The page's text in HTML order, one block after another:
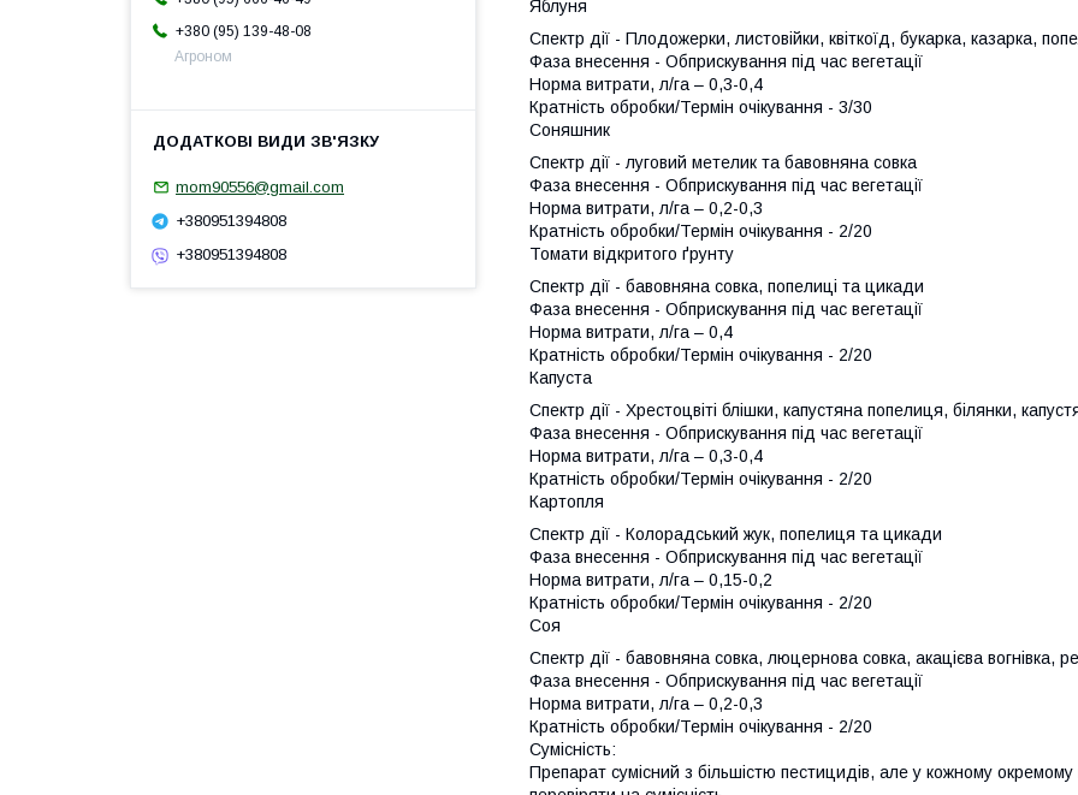
Яблуня
Спектр дії - Плодожерки, листовійки, квіткоїд, букарка, казарка,
Фаза внесення - Обприскування під час вегетації
Норма витрати, л/га – 0,3-0,4
Кратність обробки/Термін очікування - 3/30
Соняшник
Спектр дії - луговий метелик та бавовняна совка
Фаза внесення - Обприскування під час вегетації
Норма витрати, л/га – 0,2-0,3
Кратність обробки/Термін очікування - 2/20
Томати відкритого ґрунту
Спектр дії - бавовняна совка, попелиці та цикади
Фаза внесення - Обприскування під час вегетації
Норма витрати, л/га – 0,4
Кратність обробки/Термін очікування - 2/20
Капуста
Спектр дії - Хрестоцвіті блішки, капустяна попелиця, білянки,
Фаза внесення - Обприскування під час вегетації
Норма витрати, л/га – 0,3-0,4
Кратність обробки/Термін очікування - 2/20
Картопля
Спектр дії - Колорадський жук, попелиця та цикади
Фаза внесення - Обприскування під час вегетації
Норма витрати, л/га – 0,15-0,2
Кратність обробки/Термін очікування - 2/20
Соя
Спектр дії - бавовняна совка, люцернова совка, акацієва вогнівка,
Фаза внесення - Обприскування під час вегетації
Норма витрати, л/га – 0,2-0,3
Кратність обробки/Термін очікування - 2/20
Сумісність:
Препарат сумісний з більшістю пестицидів, але у кожному
+380 (95) 139-48-08
Агроном
mom90556@gmail.com
+380951394808
+380951394808